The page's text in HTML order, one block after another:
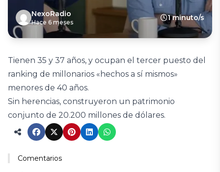
NexoRadio
Hace 6 meses
1 minuto/s
Tienen 35 y 37 años, y ocupan el tercer puesto del
ranking de millonarios «hechos a sí mismos»
menores de 40 años.
Sin herencias, construyeron un patrimonio
conjunto de 20.200 millones de dólares.
Comentarios